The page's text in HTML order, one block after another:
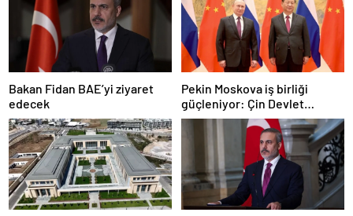
Bakan Fidan BAE’yi ziyaret
edecek
Pekin Moskova iş birliği
güçleniyor: Çin Devlet
Başkanı Zafer Günü için
Rusya’da olacak